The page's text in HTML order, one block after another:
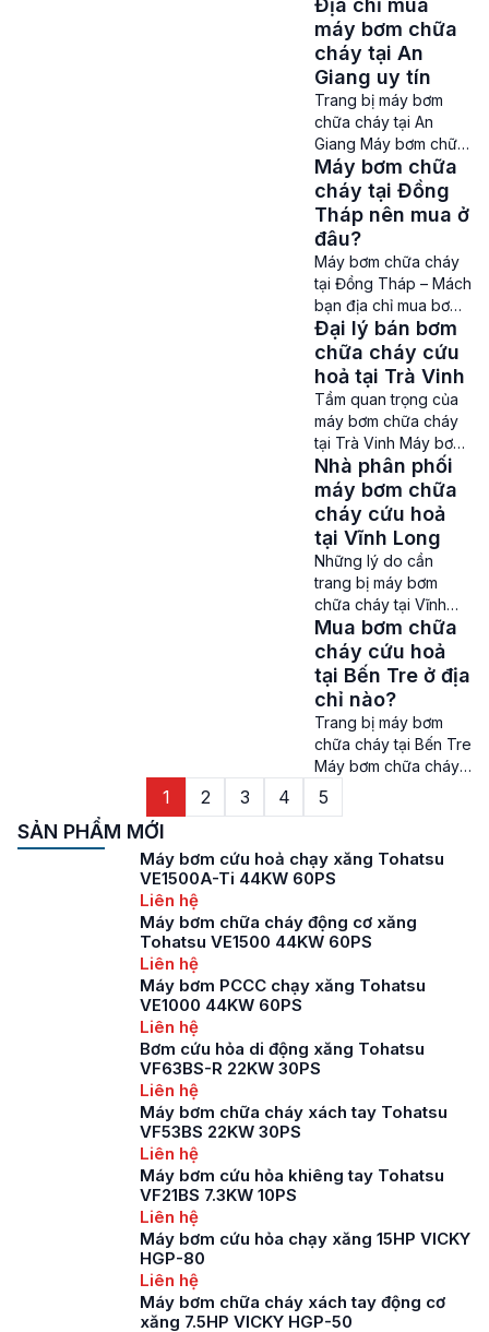
cao tầng, khách sạn,
nhà nghỉ, bệnh […]
rẻ? Máy bơm chữa
cháy tại Kiên Giang –
Nhu cầu mua máy
bơm chữa cháy ở
Kiên Giang là rất lớn
để đảm bảo an toàn
về phòng cháy chữa
cháy, cũng như giảm
thiểu tối đa những
thiệt hại […]
Địa chỉ mua
máy bơm chữa
cháy tại An
Giang uy tín
Trang bị máy bơm
chữa cháy tại An
Giang Máy bơm chữa
cháy tại An Giang –
Việc lắp đặt, trang bị
máy bơm chữa cháy
sẽ giúp nâng cao khả
năng phòng cháy
chữa cháy và cũng
giảm thiểu bớt nguy
cơ thiệt hại do cháy
nổ gây ra. Là một tỉnh
thành có […]
Máy bơm chữa
cháy tại Đồng
Tháp nên mua ở
đâu?
Máy bơm chữa cháy
tại Đồng Tháp – Mách
bạn địa chỉ mua bơm
cứu hoả uy tín Máy
bơm chữa cháy tại
Đồng Tháp – Không
ai có thể dự đoán
trước được khi nào
những rủi ro như hỏa
hoạn, cháy nổ sẽ xảy
ra. Bởi vậy nên việc
sở hữu những máy
[…]
Đại lý bán bơm
chữa cháy cứu
hoả tại Trà Vinh
Tầm quan trọng của
máy bơm chữa cháy
tại Trà Vinh Máy bơm
chữa cháy tại Trà
Vinh – Trong nhiều
năm trở lại đây, vấn
đề phòng cháy chữa
cháy ở Trà Vinh đang
ngày càng được đề
cao và chú trọng. Do
Trà Vinh là một tỉnh
có diện tích rừng lớn
nên […]
Nhà phân phối
máy bơm chữa
cháy cứu hoả
tại Vĩnh Long
Những lý do cần
trang bị máy bơm
chữa cháy tại Vĩnh
Long ? Máy bơm
chữa cháy tại Vĩnh
Long – Trước tình
hình cháy nổ, hoả
hoạn đang xảy ra
ngày một nhiều tại
Vĩnh Long, nhu cầu
mua và sử dụng máy
bơm chữa cháy cứu
hỏa đã trở thành một
Mua bơm chữa
cháy cứu hoả
tại Bến Tre ở địa
chỉ nào?
Trang bị máy bơm
chữa cháy tại Bến Tre
Máy bơm chữa cháy
tại Bến Tre hiện đang
là từ khoá được quan
này. Do số lượng các
vụ cháy nổ, hoả hoạn
càng tăng cao. Nên
để đảm bảo an toàn
1 2 3 4 5
SẢN PHẨM MỚI
Máy bơm cứu hoả chạy xăng Tohatsu
VE1500A-Ti 44KW 60PS
Liên hệ
Máy bơm chữa cháy động cơ xăng
Tohatsu VE1500 44KW 60PS
Liên hệ
Máy bơm PCCC chạy xăng Tohatsu
VE1000 44KW 60PS
Liên hệ
Bơm cứu hỏa di động xăng Tohatsu
VF63BS-R 22KW 30PS
Liên hệ
Máy bơm chữa cháy xách tay Tohatsu
VF53BS 22KW 30PS
Liên hệ
Máy bơm cứu hỏa khiêng tay Tohatsu
VF21BS 7.3KW 10PS
Liên hệ
Máy bơm cứu hỏa chạy xăng 15HP VICKY
HGP-80
Liên hệ
Máy bơm chữa cháy xách tay động cơ
xăng 7.5HP VICKY HGP-50